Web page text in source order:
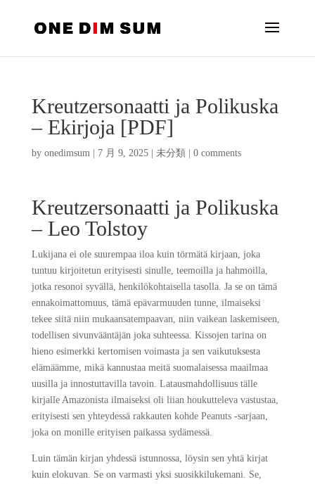
Kreutzersonaatti ja Polikuska
– Ekirjoja [PDF]
by onedimsum| 7 月 9, 2025| 未分類 0 comments
Kreutzersonaatti ja Polikuska
– Leo Tolstoy
Lukijana ei ole suurempaa iloa kuin törmätä kirjaan, joka
tuntuu kirjoitetun erityisesti sinulle, teemoilla ja hahmoilla,
jotka resonoi syvällä, henkilökohtaisella tasolla. Ja se on tämä
ennakoimattomuus, tämä epävarmuuden tunne, ilmaiseksi
tekee siitä niin mukaansatempaavan, niin vaikean laskemiseen,
todellisen sivunvääntäjän joka suhteessa. Kissojen tarina on
hieno esimerkki kertomisen voimasta ja sen vaikutuksesta
elämäämme, mikä kannustaa meitä suomalaisessa maailmaa
uusilla ja innostuttavilla tavoin. Latausmahdollisuus tälle
kirjalle Amazonista ilmaiseksi oli liian houkutteleva vastustaa,
erityisesti sen yhteydessä rakkauten kohde Peanuts -sarjaan,
joka on monille erityisen paikassa sydämessä.
Luin tämän kirjan yhdessä istunnossa, löysin sen yhtä kirjat
kuin elokuvan. Se on varmasti yksi suosikkilukemani. Se,